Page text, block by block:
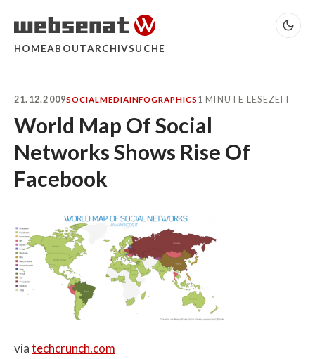
HOMEABOUTARCHIVSUCHE
21.12.2009SOCIALMEDIAINFOGRAPHICS 1 MINUTE LESEZEIT
World Map Of Social
Networks Shows Rise Of
Facebook
viatechcrunch.com